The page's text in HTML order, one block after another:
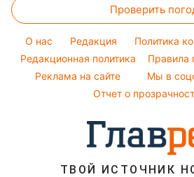
София Ротару
Ольга Сумская
Филипп Киркоров
Елена Зеленская
Все о шоу-бизнесе
Легкие десерты
Напитки
Праздничное меню
Денежная помощь
Тарифы
Курс валют
Проверить
O нас Редакция
Политика
Редакционная политика
Правила
Реклама на сайте
Мы в
Отчет о
ТВОЙ ИСТОЧНИК